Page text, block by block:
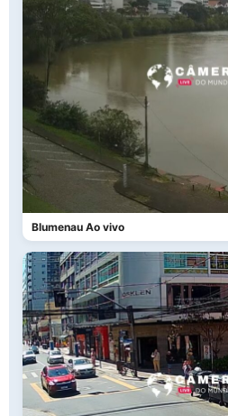
Blumenau Ao vivo